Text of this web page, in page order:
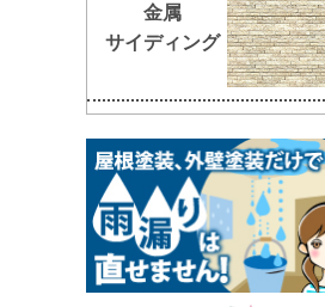
金属
サイディング